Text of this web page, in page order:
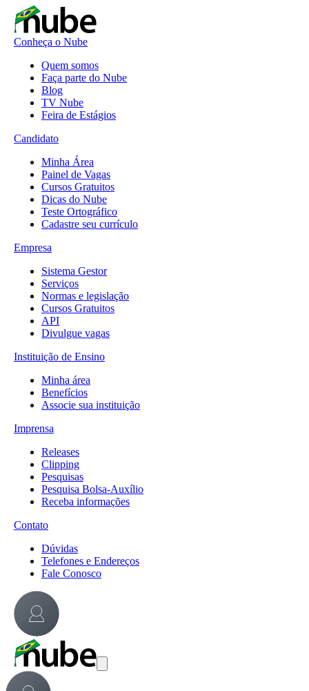
Conheça o Nube
Quem somos
Faça parte do Nube
Blog
TV Nube
Feira de Estágios
Candidato
Minha Área
Painel de Vagas
Cursos Gratuitos
Dicas do Nube
Teste Ortográfico
Cadastre seu currículo
Empresa
Sistema Gestor
Serviços
Normas e legislação
Cursos Gratuitos
API
Divulgue vagas
Instituição de Ensino
Minha área
Benefícios
Associe sua instituição
Imprensa
Releases
Clipping
Pesquisas
Pesquisa Bolsa-Auxílio
Receba informações
Contato
Dúvidas
Telefones e Endereços
Fale Conosco